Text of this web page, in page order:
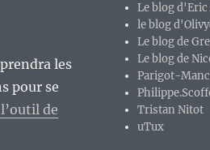
les
pour se
de
Le blog
le blog
Le blog de
Le blog de
Parigot-
Tristan Nitot
uTux